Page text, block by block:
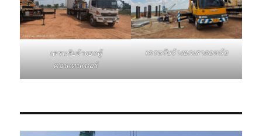
เครนรับจ้างยกตู้
คอนเทนเนอร์
เครนรับจ้างยกเสาตอหม้อ